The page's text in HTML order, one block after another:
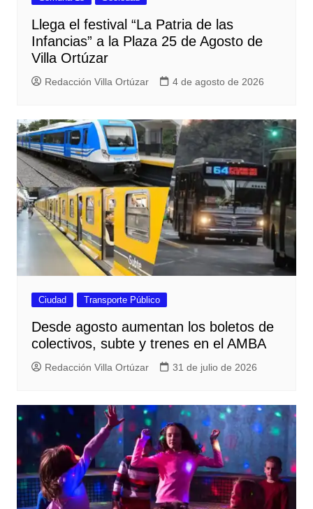
Llega el festival “La Patria de las
Infancias” a la Plaza 25 de Agosto de
Villa Ortúzar
Redacción Villa Ortúzar 4 de agosto de 2026
Ciudad Transporte Público
Desde agosto aumentan los boletos de
colectivos, subte y trenes en el AMBA
Redacción Villa Ortúzar 31 de julio de 2026